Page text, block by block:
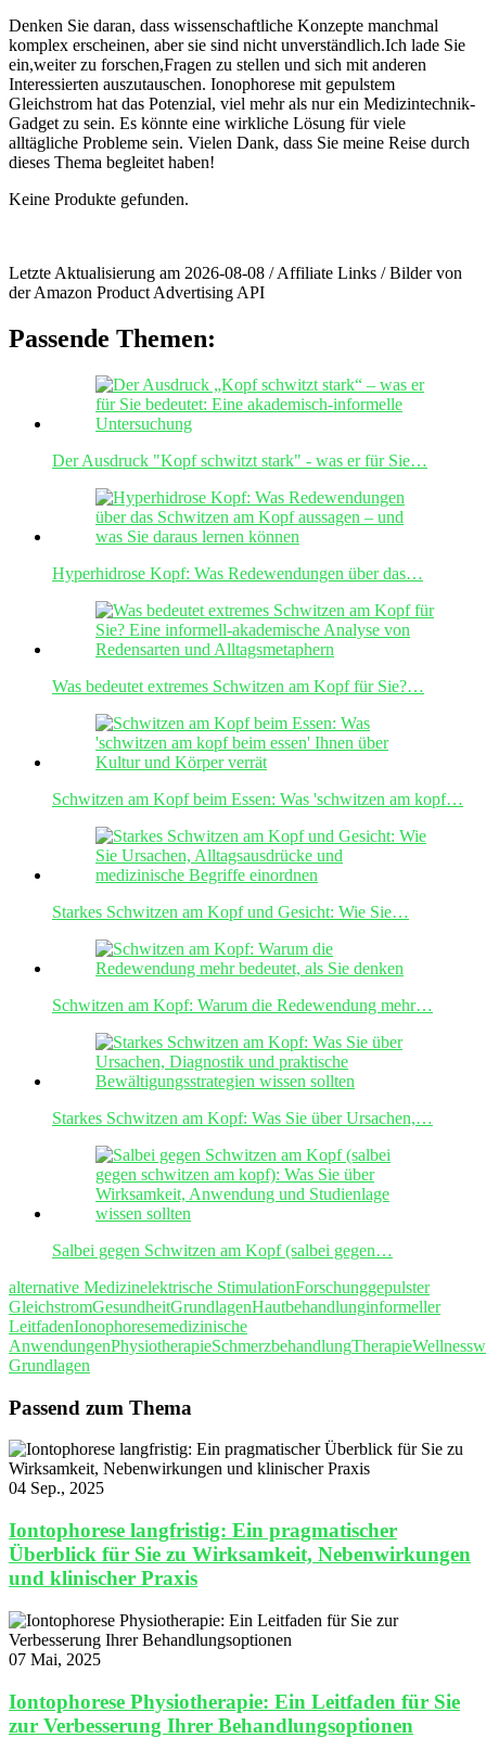
Denken Sie daran, dass wissenschaftliche ‍Konzepte manchmal
komplex erscheinen, aber sie sind nicht unverständlich.Ich ⁣lade⁢ Sie
ein,weiter zu forschen,Fragen zu stellen und sich mit⁣ anderen
Interessierten ⁤auszutauschen.‌ Ionophorese mit gepulstem‍
Gleichstrom hat das Potenzial, viel mehr ⁢als ⁣nur ein Medizintechnik-
Gadget zu sein. ⁤Es könnte eine wirkliche Lösung für viele
alltägliche⁤ Probleme‌ sein. Vielen ⁢Dank, dass Sie meine Reise durch
dieses Thema begleitet haben!
Keine Produkte gefunden.
Letzte Aktualisierung am 2026-08-08 / Affiliate Links / Bilder von
der Amazon Product Advertising API
Passende Themen:
Der Ausdruck "Kopf schwitzt stark" - was er für Sie…
Hyperhidrose Kopf: Was Redewendungen über das…
Was bedeutet extremes Schwitzen am Kopf für Sie?…
Schwitzen am Kopf beim Essen: Was 'schwitzen am kopf…
Starkes Schwitzen am Kopf und Gesicht: Wie Sie…
Schwitzen am Kopf: Warum die Redewendung mehr…
Starkes Schwitzen am Kopf: Was Sie über Ursachen,…
Salbei gegen Schwitzen am Kopf (salbei gegen…
alternative Medizinelektrische StimulationForschunggepulster
GleichstromGesundheitGrundlagenHautbehandlunginformeller
LeitfadenIonophoresemedizinische
AnwendungenPhysiotherapieSchmerzbehandlungTherapieWellness
Grundlagen
Passend zum Thema
04 Sep., 2025
Iontophorese langfristig: Ein pragmatischer
Überblick für Sie zu Wirksamkeit, Nebenwirkungen
und klinischer Praxis
07 Mai, 2025
Iontophorese Physiotherapie: Ein Leitfaden für Sie
zur Verbesserung Ihrer Behandlungsoptionen